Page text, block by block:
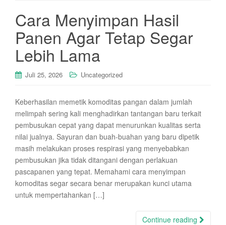
Cara Menyimpan Hasil
Panen Agar Tetap Segar
Lebih Lama
Juli 25, 2026 Uncategorized
Keberhasilan memetik komoditas pangan dalam jumlah
melimpah sering kali menghadirkan tantangan baru terkait
pembusukan cepat yang dapat menurunkan kualitas serta
nilai jualnya. Sayuran dan buah-buahan yang baru dipetik
masih melakukan proses respirasi yang menyebabkan
pembusukan jika tidak ditangani dengan perlakuan
pascapanen yang tepat. Memahami cara menyimpan
komoditas segar secara benar merupakan kunci utama
untuk mempertahankan […]
Continue reading